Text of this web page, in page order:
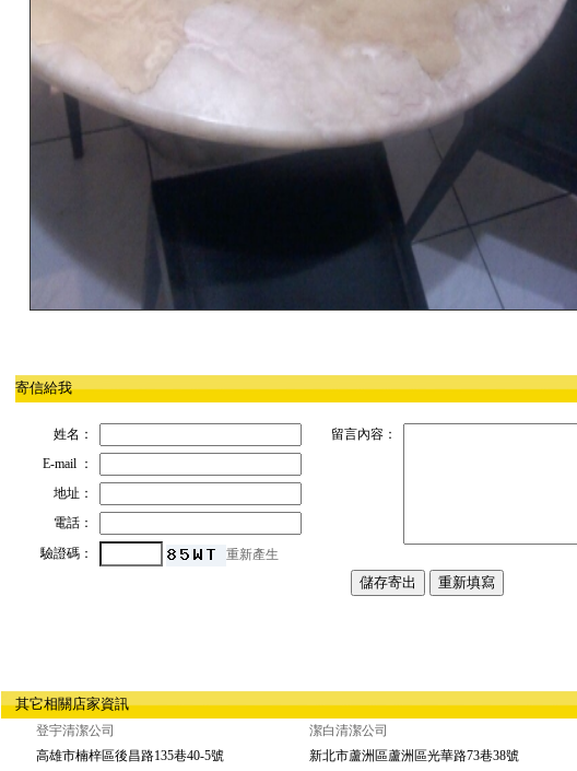
寄信給我
姓名：
留言內容：
E-mail ：
地址：
電話：
驗證碼：
重新產生
其它相關店家資訊
登宇清潔公司
高雄市楠梓區後昌路135巷40-5號
潔白清潔公司
新北市蘆洲區蘆洲區光華路73巷38號